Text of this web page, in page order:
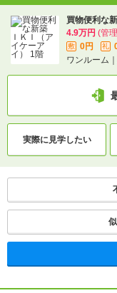
買物便利な
4.9万円 (管
敷 0円 礼
ワンルーム
実際に見学したい